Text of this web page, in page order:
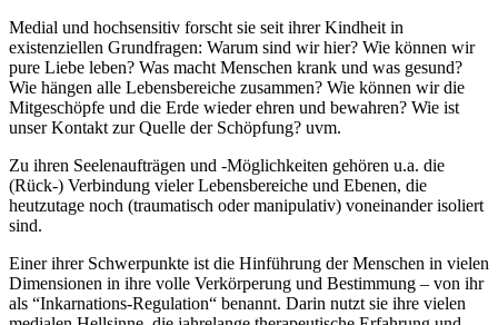
Medial und hochsensitiv forscht sie seit ihrer Kindheit in
existenziellen Grundfragen: Warum sind wir hier? Wie können wir
pure Liebe leben? Was macht Menschen krank und was gesund?
Wie hängen alle Lebensbereiche zusammen? Wie können wir die
Mitgeschöpfe und die Erde wieder ehren und bewahren? Wie ist
unser Kontakt zur Quelle der Schöpfung? uvm.
Zu ihren Seelenaufträgen und -Möglichkeiten gehören u.a. die
(Rück-) Verbindung vieler Lebensbereiche und Ebenen, die
heutzutage noch (traumatisch oder manipulativ) voneinander isoliert
sind.
Einer ihrer Schwerpunkte ist die Hinführung der Menschen in vielen
Dimensionen in ihre volle Verkörperung und Bestimmung – von ihr
als “Inkarnations-Regulation“ benannt. Darin nutzt sie ihre vielen